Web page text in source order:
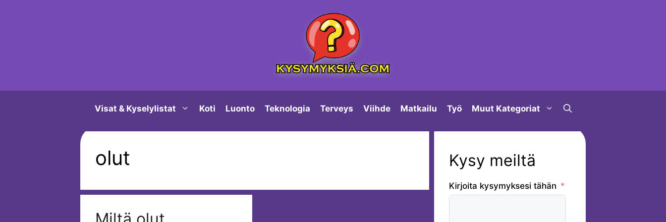
Visat & Kyselylistat Koti Luonto Teknologia Terveys Viihde Matkailu Työ Muut Kategoriat
olut Kysy meiltä
Kirjoita kysymyksesi tähän